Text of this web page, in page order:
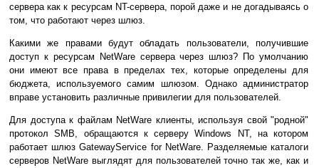
сервера как к ресурсам NT-сервера, порой даже и не догадываясь о
том, что работают через шлюз.
Какими же правами будут обладать пользователи, получившие
доступ к ресурсам NetWare сервера через шлюз? По умолчанию
они имеют все права в пределах тех, которые определены для
бюджета, используемого самим шлюзом. Однако администратор
вправе установить различные привилегии для пользователей.
Для доступа к файлам NetWare клиенты, используя свой "родной"
протокол SMB, обращаются к серверу Windows NT, на котором
работает шлюз GatewayService for NetWare. Разделяемые каталоги
серверов NetWare выглядят для пользователей точно так же, как и